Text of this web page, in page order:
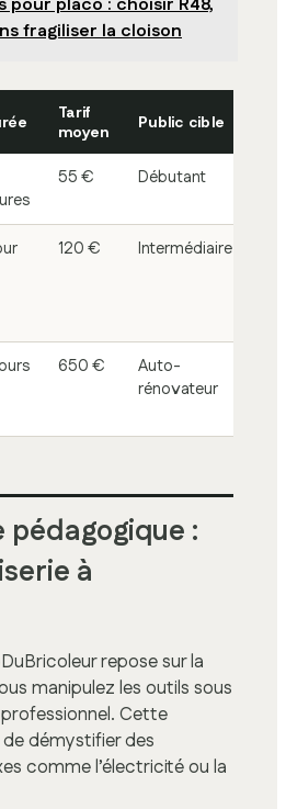
fragiliser la cloison
Tarif
moyen
Public cible
55 € Débutant
120 € Intermédiaire
650 €
Auto-
rénovateur
pédagogique :
à
repose sur la
manipulez les outils sous
Cette
démystifier des
comme l’électricité ou la